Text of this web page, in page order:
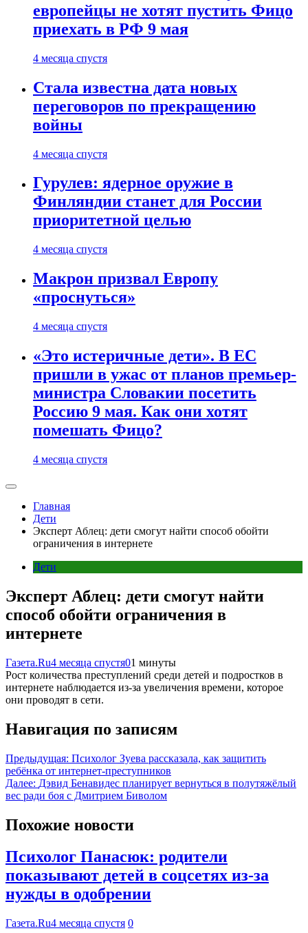
европейцы не хотят пустить Фицо
приехать в РФ 9 мая
4 месяца спустя
Стала известна дата новых
переговоров по прекращению
войны
4 месяца спустя
Гурулев: ядерное оружие в
Финляндии станет для России
приоритетной целью
4 месяца спустя
Макрон призвал Европу
«проснуться»
4 месяца спустя
«Это истеричные дети». В ЕС
пришли в ужас от планов премьер-
министра Словакии посетить
Россию 9 мая. Как они хотят
помешать Фицо?
4 месяца спустя
Главная
Дети
Эксперт Аблец: дети смогут найти способ обойти
ограничения в интернете
Дети
Эксперт Аблец: дети смогут найти
способ обойти ограничения в
интернете
Газета.Ru4 месяца спустя01 минуты
Рост количества преступлений среди детей и подростков в
интернете наблюдается из-за увеличения времени, которое
они проводят в сети.
Навигация по записям
Предыдущая: Психолог Зуева рассказала, как защитить
ребёнка от интернет-преступников
Далее: Дэвид Бенавидес планирует вернуться в полутяжёлый
вес ради боя с Дмитрием Биволом
Похожие новости
Психолог Панасюк: родители
показывают детей в соцсетях из-за
нужды в одобрении
Газета.Ru4 месяца спустя 0